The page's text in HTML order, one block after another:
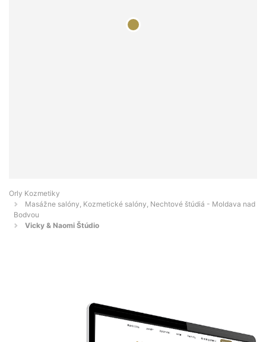
Orly Kozmetiky
Masážne salóny, Kozmetické salóny, Nechtové štúdiá - Moldava nad
Bodvou
Vicky & Naomi Štúdio